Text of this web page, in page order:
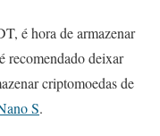
é hora de armazenar
recomendado deixar
criptomoedas de
S.